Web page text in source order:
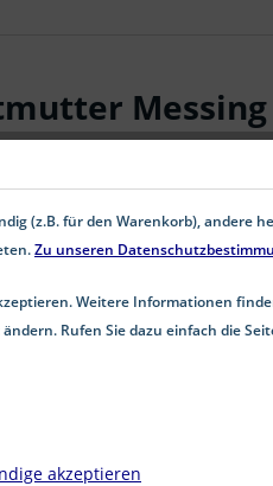
Messing
(z.B. für den Warenkorb), andere
Zu unseren
Weitere Informationen
Rufen Sie dazu einfach die
akzeptieren